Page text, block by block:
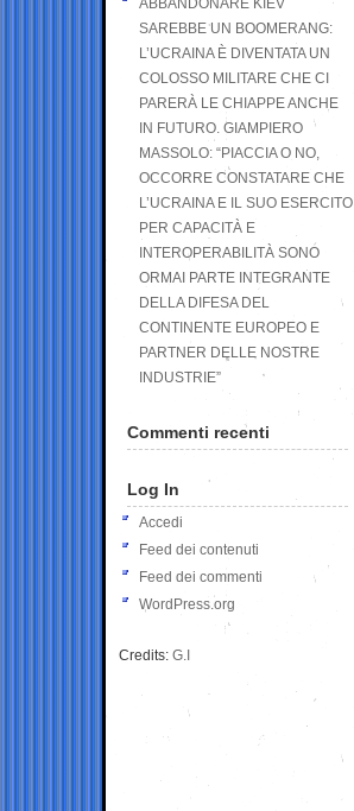
ABBANDONARE KIEV
SAREBBE UN BOOMERANG:
L’UCRAINA È DIVENTATA UN
COLOSSO MILITARE CHE CI
PARERÀ LE CHIAPPE ANCHE
IN FUTURO. GIAMPIERO
MASSOLO: “PIACCIA O NO,
OCCORRE CONSTATARE CHE
L’UCRAINA E IL SUO ESERCITO
PER CAPACITÀ E
INTEROPERABILITÀ SONO
ORMAI PARTE INTEGRANTE
DELLA DIFESA DEL
CONTINENTE EUROPEO E
PARTNER DELLE NOSTRE
INDUSTRIE”
Commenti recenti
Log In
Accedi
Feed dei contenuti
Feed dei commenti
WordPress.org
Credits: G.I